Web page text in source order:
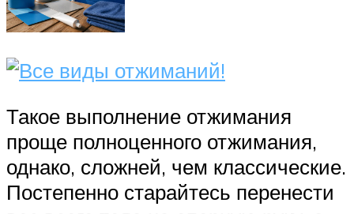
Такое выполнение отжимания
проще полноценного отжимания,
однако, сложней, чем классические.
Постепенно старайтесь перенести